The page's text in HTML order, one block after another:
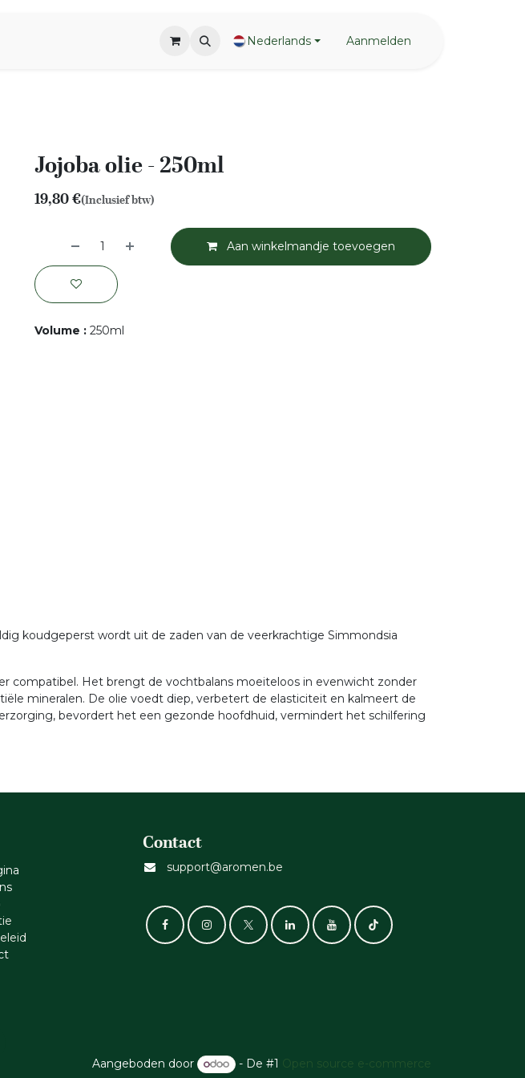
Nederlands Aanmelden
Jojoba olie - 250ml
19,80€(Inclusief btw)
Aan winkelmandje toevoegen
Volume : 250ml
koudgeperst wordt uit de zaden van de veerkrachtige Simmondsia
compatibel. Het brengt de vochtbalans moeiteloos in evenwicht zonder
mineralen. De olie voedt diep, verbetert de elasticiteit en kalmeert de
bevordert het een gezonde hoofdhuid, vermindert het schilfering
Contact
support@aromen.be
Aangeboden door - De #1 Open source e-commerce